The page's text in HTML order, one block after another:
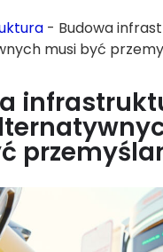
- Budowa
musi być